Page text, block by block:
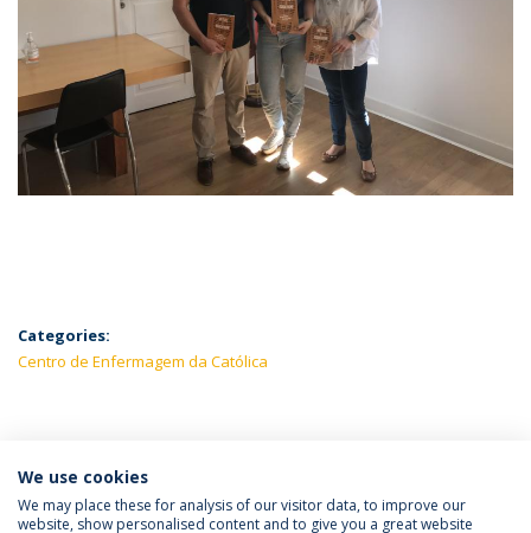
Categories:
Centro de Enfermagem da Católica
LATEST NEWS
We use cookies
We may place these for analysis of our visitor data, to improve our
website, show personalised content and to give you a great website